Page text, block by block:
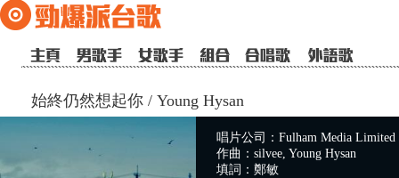
始終仍然想起你 / Young Hysan
唱片公司：Fulham Media Limited
作曲：silvee, Young Hysan
填詞：鄭敏